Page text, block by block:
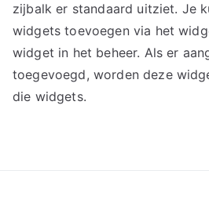
zijbalk er standaard uitziet. Je
widgets toevoegen via het
widget in het beheer. Als er
toegevoegd, worden deze
die widgets.